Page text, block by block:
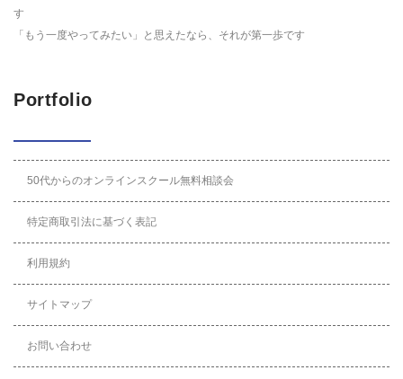
す
「もう一度やってみたい」と思えたなら、それが第一歩です
Portfolio
50代からのオンラインスクール無料相談会
特定商取引法に基づく表記
利用規約
サイトマップ
お問い合わせ